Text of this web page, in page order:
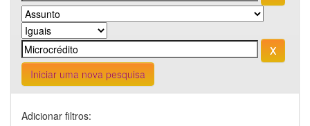
Iniciar uma nova pesquisa
Adicionar filtros: